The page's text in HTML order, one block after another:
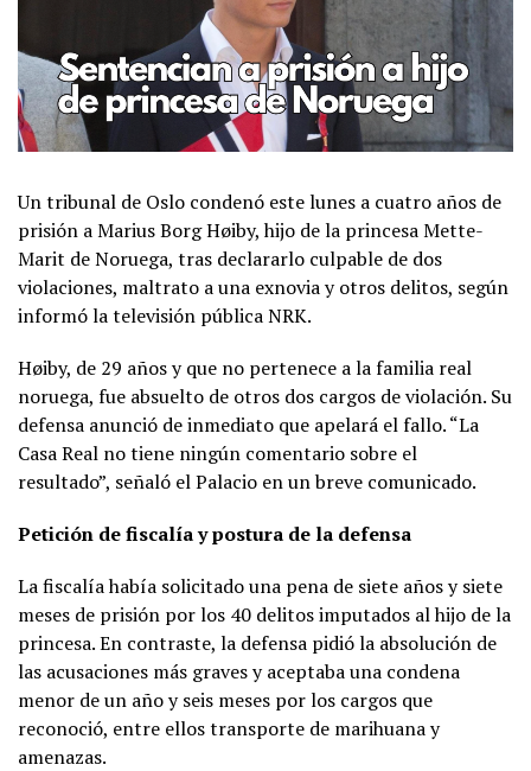
Un tribunal de Oslo condenó este lunes a cuatro años de
prisión a Marius Borg Høiby, hijo de la princesa Mette-
Marit de Noruega, tras declararlo culpable de dos
violaciones, maltrato a una exnovia y otros delitos, según
informó la televisión pública NRK.
Høiby, de 29 años y que no pertenece a la familia real
noruega, fue absuelto de otros dos cargos de violación. Su
defensa anunció de inmediato que apelará el fallo. “La
Casa Real no tiene ningún comentario sobre el
resultado”, señaló el Palacio en un breve comunicado.
Petición de fiscalía y postura de la defensa
La fiscalía había solicitado una pena de siete años y siete
meses de prisión por los 40 delitos imputados al hijo de la
princesa. En contraste, la defensa pidió la absolución de
las acusaciones más graves y aceptaba una condena
menor de un año y seis meses por los cargos que
reconoció, entre ellos transporte de marihuana y
amenazas.